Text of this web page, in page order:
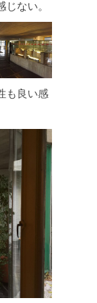
ない。
も良い感